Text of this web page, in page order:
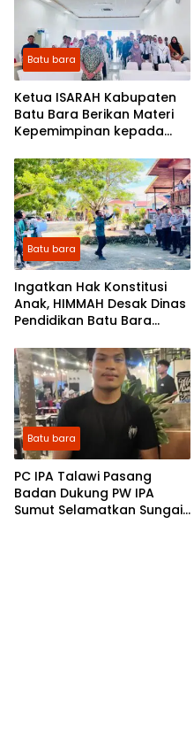
Batu bara
Ketua ISARAH Kabupaten
Batu Bara Berikan Materi
Kepemimpinan kepada
Kabupaten Batu Bara
Batu bara
Ingatkan Hak Konstitusi
Anak, HIMMAH Desak Dinas
Pendidikan Batu Bara
Batu bara
PC IPA Talawi Pasang
Badan Dukung PW IPA
Sumut Selamatkan Sungai